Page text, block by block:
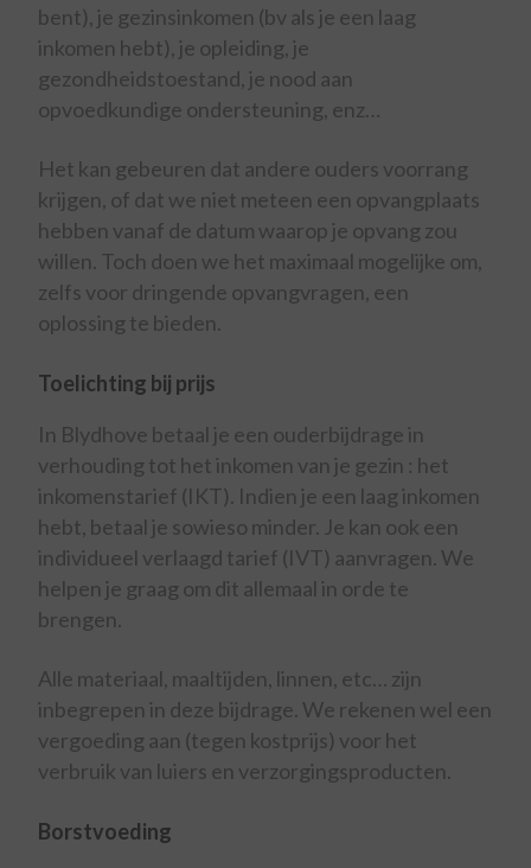
bent), je gezinsinkomen (bv als je een laag
inkomen hebt), je opleiding, je
gezondheidstoestand, je nood aan
opvoedkundige ondersteuning, enz…
Het kan gebeuren dat andere ouders voorrang
krijgen, of dat we niet meteen een opvangplaats
hebben vanaf de datum waarop je opvang zou
willen. Toch doen we het maximaal mogelijke om,
zelfs voor dringende opvangvragen, een
oplossing te bieden.
Toelichting bij prijs
In Blydhove betaal je een ouderbijdrage in
verhouding tot het inkomen van je gezin : het
inkomenstarief (IKT). Indien je een laag inkomen
hebt, betaal je sowieso minder. Je kan ook een
individueel verlaagd tarief (IVT) aanvragen. We
helpen je graag om dit allemaal in orde te
brengen.
Alle materiaal, maaltijden, linnen, etc… zijn
inbegrepen in deze bijdrage. We rekenen wel een
vergoeding aan (tegen kostprijs) voor het
verbruik van luiers en verzorgingsproducten.
Borstvoeding